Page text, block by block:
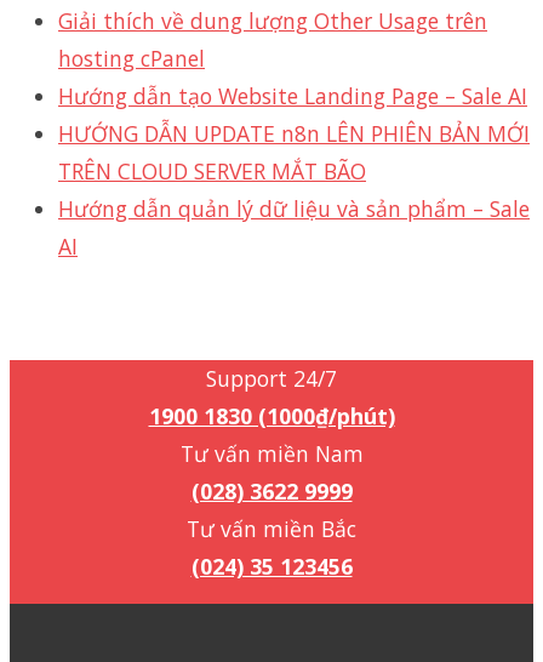
Giải thích về dung lượng Other Usage trên
hosting cPanel
Hướng dẫn tạo Website Landing Page – Sale AI
HƯỚNG DẪN UPDATE n8n LÊN PHIÊN BẢN MỚI
TRÊN CLOUD SERVER MẮT BÃO
Hướng dẫn quản lý dữ liệu và sản phẩm – Sale
AI
Support 24/7
1900 1830 (1000₫/phút)
Tư vấn miền Nam
(028) 3622 9999
Tư vấn miền Bắc
(024) 35 123456